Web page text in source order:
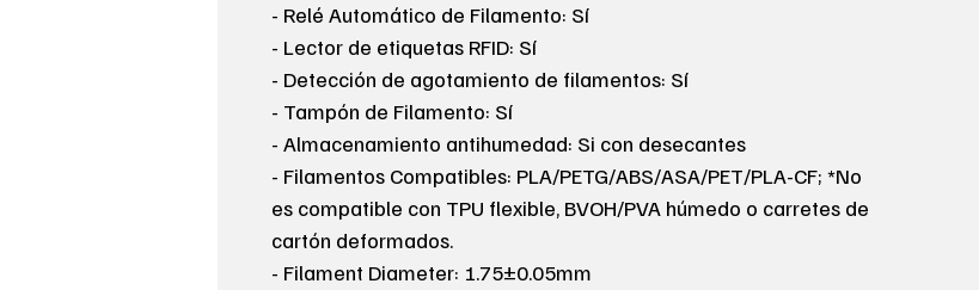
- Relé Automático de Filamento: Sí
- Lector de etiquetas RFID: Sí
- Detección de agotamiento de filamentos: Sí
- Tampón de Filamento: Sí
- Almacenamiento antihumedad: Si con desecantes
- Filamentos Compatibles: PLA/PETG/ABS/ASA/PET/PLA-CF; *No
es compatible con TPU flexible, BVOH/PVA húmedo o carretes de
cartón deformados.
- Filament Diameter: 1.75±0.05mm